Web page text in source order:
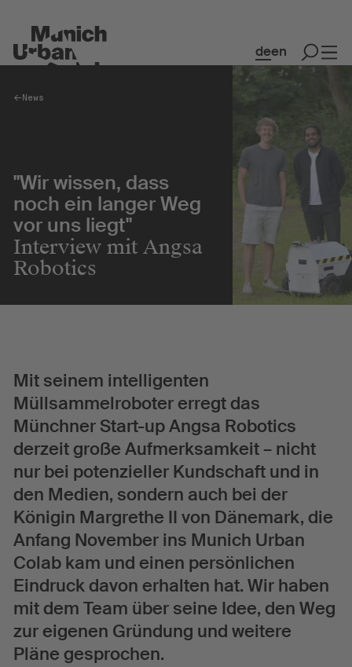
deen
Event Spaces
MakerSpace
Restaurant & Café
Kollaboration
Aktuelles
Events
News
Colab Quarterly
Über uns
Team
Presse
News
"Wir wissen, dass
noch ein langer Weg
vor uns liegt"
Interview mit Angsa
Robotics
Mit seinem intelligenten
Müllsammelroboter erregt das
Münchner Start-up Angsa Robotics
derzeit große Aufmerksamkeit – nicht
nur bei potenzieller Kundschaft und in
den Medien, sondern auch bei der
Königin Margrethe II von Dänemark, die
Anfang November ins Munich Urban
Colab kam und einen persönlichen
Eindruck davon erhalten hat. Wir haben
mit dem Team über seine Idee, den Weg
zur eigenen Gründung und weitere
Pläne gesprochen.